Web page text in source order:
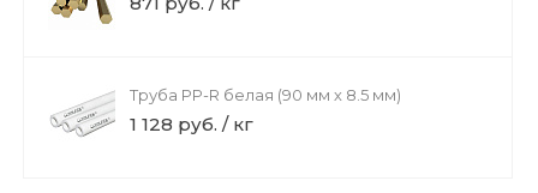
Труба PP-R белая (90 мм х 8.5 мм)
1 128 руб. / кг